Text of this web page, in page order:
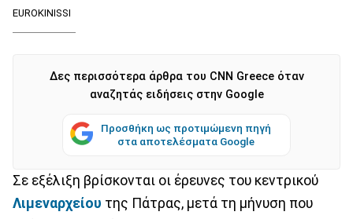
EUROKINISSI
Δες περισσότερα άρθρα του CNN Greece όταν
αναζητάς ειδήσεις στην Google
Προσθήκη ως προτιμώμενη πηγή
στα αποτελέσματα Google
Σε εξέλιξη βρίσκονται οι έρευνες του κεντρικού
Λιμεναρχείου της Πάτρας, μετά τη μήνυση που